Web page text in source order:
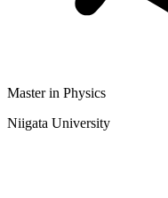
Master in Physics
Niigata University